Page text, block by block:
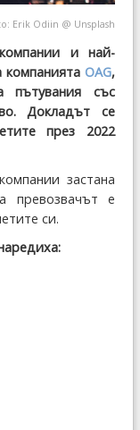
Erik Odiin @ Unsplash
и най-
компанията OAG,
пътувания със
Докладът се
през 2022
застана
превозвачът е
си.